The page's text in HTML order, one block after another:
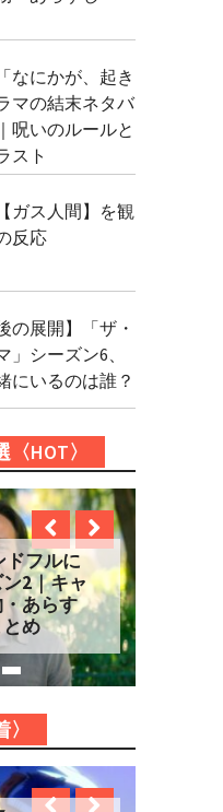
なにかが、起き
マの結末ネタバ
呪いのルールと
スト
ガス人間】を観
反応
の展開】「ザ・
」シーズン6、
にいるのは誰？
HOT〉
フルに
2｜キャ
あらす
め